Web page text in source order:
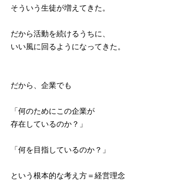
そういう生徒が増えてきた。
だから活動を続けるうちに、
いい風に回るようになってきた。
だから、企業でも
「何のためにこの企業が
存在しているのか？」
「何を目指しているのか？」
という根本的な考え方＝経営理念